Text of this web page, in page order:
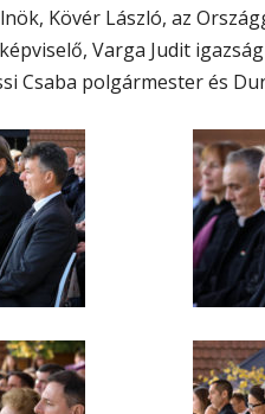
Kövér László, az
Varga Judit
Csaba polgármester és